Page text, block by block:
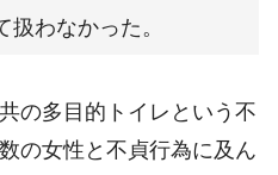
わなかった。
の多目的トイレという不
の女性と不貞行為に及ん